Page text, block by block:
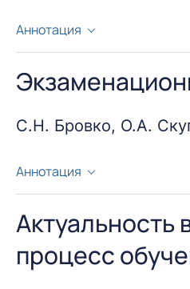
Аннотация
Профессор Владимир
населения оставили в
от привычных, условиям
С.Н. Бровко, О.А.
Аннотация
В работе произведена
пищевого поведения (в
это взаимодействие и
младенческом возрасте
процесс